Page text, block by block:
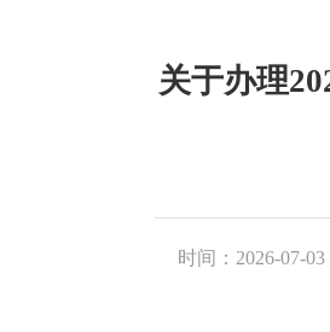
关于办理
时间：2026-07-03